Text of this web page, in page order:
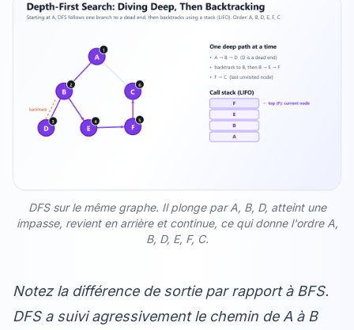
DFS sur le même graphe. Il plonge par A, B, D, atteint une
impasse, revient en arrière et continue, ce qui donne l'ordre A,
B, D, E, F, C.
Notez la différence de sortie par rapport à BFS.
DFS a suivi agressivement le chemin de A à B